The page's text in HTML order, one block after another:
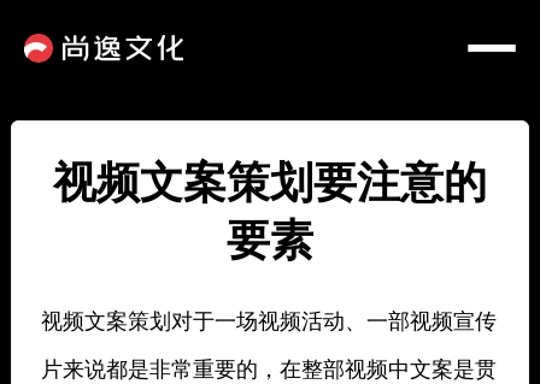
视频文案策划要注意的
要素
视频文案策划对于一场视频活动、一部视频宣传
片来说都是非常重要的，在整部视频中文案是贯